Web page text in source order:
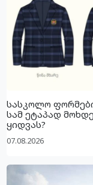
სასკოლო
სამ ეტაპად
ყიდვას?
07.08.2026